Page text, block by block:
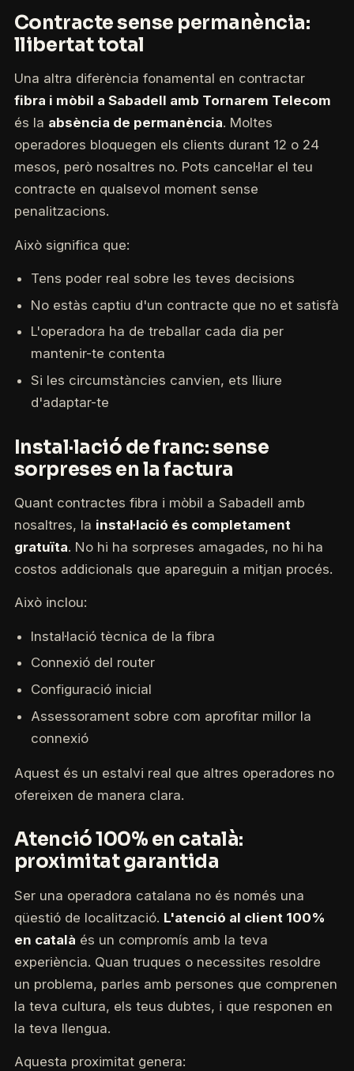
Contracte sense permanència:
llibertat total
Una altra diferència fonamental en contractar
fibra i mòbil a Sabadell amb Tornarem Telecom
és la absència de permanència. Moltes
operadores bloquegen els clients durant 12 o 24
mesos, però nosaltres no. Pots cancel·lar el teu
contracte en qualsevol moment sense
penalitzacions.
Això significa que:
Tens poder real sobre les teves decisions
No estàs captiu d'un contracte que no et satisfà
L'operadora ha de treballar cada dia per
mantenir-te contenta
Si les circumstàncies canvien, ets lliure
d'adaptar-te
Instal·lació de franc: sense
sorpreses en la factura
Quant contractes fibra i mòbil a Sabadell amb
nosaltres, la instal·lació és completament
gratuïta. No hi ha sorpreses amagades, no hi ha
costos addicionals que apareguin a mitjan procés.
Això inclou:
Instal·lació tècnica de la fibra
Connexió del router
Configuració inicial
Assessorament sobre com aprofitar millor la
connexió
Aquest és un estalvi real que altres operadores no
ofereixen de manera clara.
Atenció 100% en català:
proximitat garantida
Ser una operadora catalana no és només una
qüestió de localització. L'atenció al client 100%
en català és un compromís amb la teva
experiència. Quan truques o necessites resoldre
un problema, parles amb persones que comprenen
la teva cultura, els teus dubtes, i que responen en
la teva llengua.
Aquesta proximitat genera: